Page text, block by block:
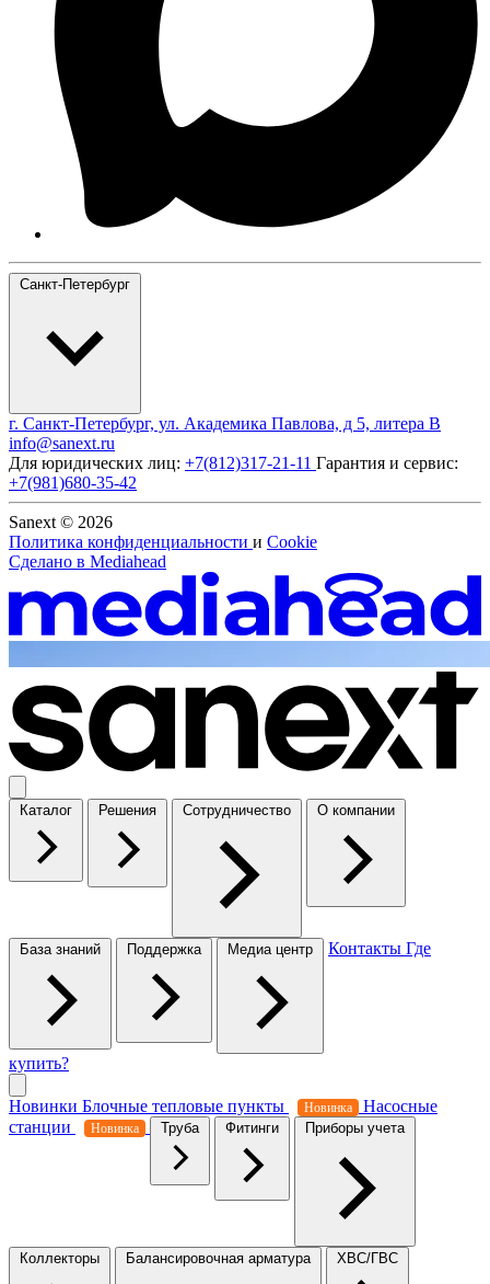
Санкт-Петербург
г. Санкт-Петербург, ул. Академика Павлова, д 5, литера В
info@sanext.ru
Для юридических лиц: +7(812)317-21-11 Гарантия и сервис:
+7(981)680-35-42
Sanext © 2026
Политика конфиденциальности и Cookie
Сделано в Mediahead
Каталог Решения Сотрудничество О компании
База знаний Поддержка Медиа центр Контакты Где
купить?
Новинки Блочные тепловые пункты Новинка
Насосные
станции
Новинка Труба Фитинги Приборы учета
Коллекторы Балансировочная арматура ХВС/ГВС